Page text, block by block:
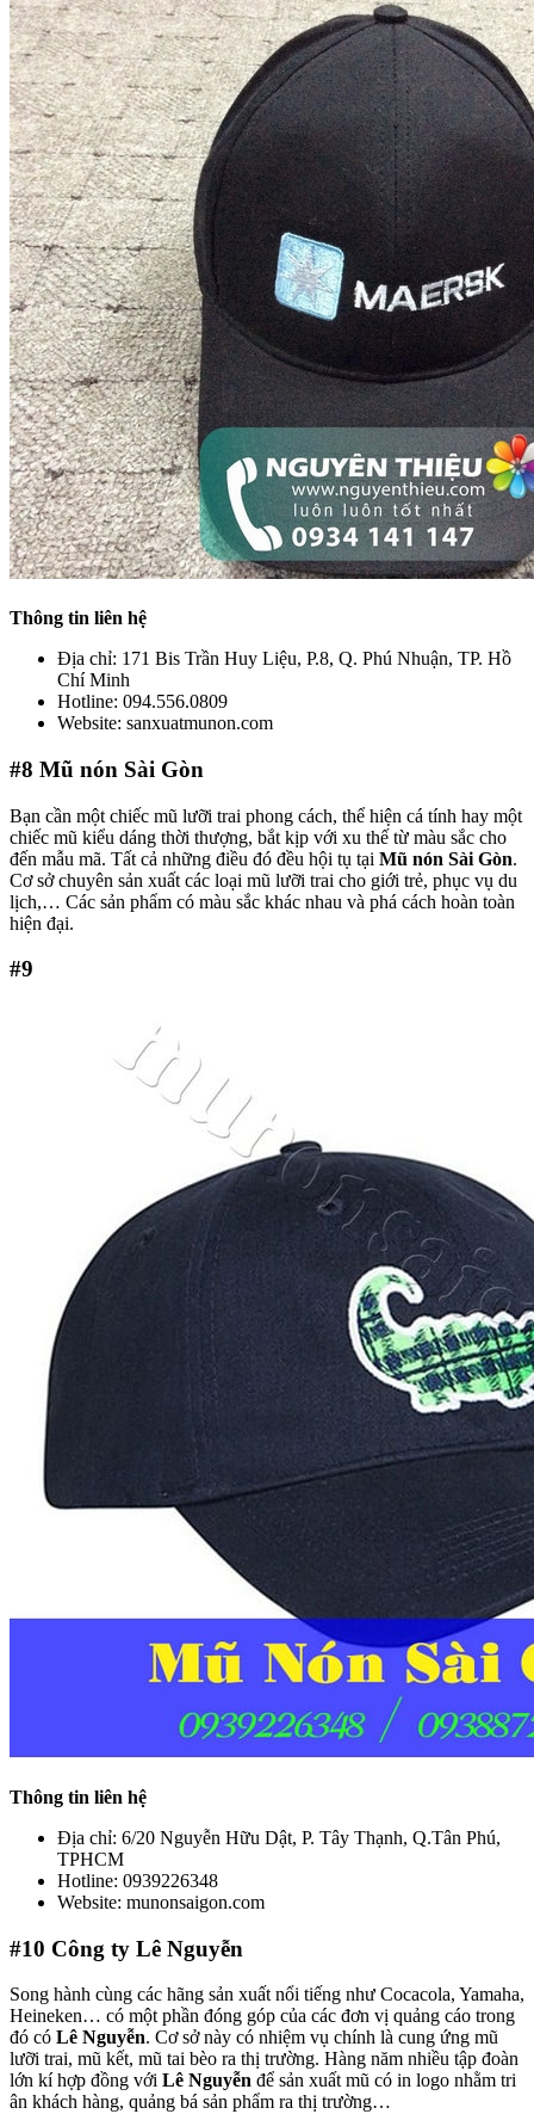
Thông tin liên hệ
Địa chỉ: 171 Bis Trần Huy Liệu, P.8, Q. Phú Nhuận, TP. Hồ
Chí Minh
Hotline: 094.556.0809
Website: sanxuatmunon.com
#8 Mũ nón Sài Gòn
Bạn cần một chiếc mũ lưỡi trai phong cách, thể hiện cá tính hay một
chiếc mũ kiểu dáng thời thượng, bắt kịp với xu thế từ màu sắc cho
đến mẫu mã. Tất cả những điều đó đều hội tụ tại Mũ nón Sài Gòn.
Cơ sở chuyên sản xuất các loại mũ lưỡi trai cho giới trẻ, phục vụ du
lịch,… Các sản phẩm có màu sắc khác nhau và phá cách hoàn toàn
hiện đại.
#9
Thông tin liên hệ
Địa chỉ: 6/20 Nguyễn Hữu Dật, P. Tây Thạnh, Q.Tân Phú,
TPHCM
Hotline: 0939226348
Website: munonsaigon.com
#10 Công ty Lê Nguyễn
Song hành cùng các hãng sản xuất nổi tiếng như Cocacola, Yamaha,
Heineken… có một phần đóng góp của các đơn vị quảng cáo trong
đó có Lê Nguyễn. Cơ sở này có nhiệm vụ chính là cung ứng mũ
lưỡi trai, mũ kết, mũ tai bèo ra thị trường. Hàng năm nhiều tập đoàn
lớn kí hợp đồng với Lê Nguyễn để sản xuất mũ có in logo nhằm tri
ân khách hàng, quảng bá sản phẩm ra thị trường…